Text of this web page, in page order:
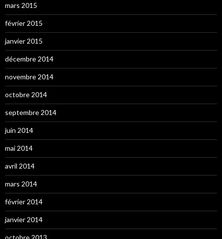
mars 2015
février 2015
janvier 2015
décembre 2014
novembre 2014
octobre 2014
septembre 2014
juin 2014
mai 2014
avril 2014
mars 2014
février 2014
janvier 2014
octobre 2013